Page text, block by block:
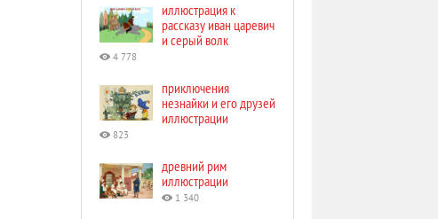
иллюстрация к
рассказу иван царевич
и серый волк
4 778
приключения
незнайки и его друзей
иллюстрации
823
древний рим
иллюстрации
1 340